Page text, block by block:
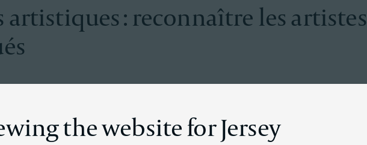
the website for Jersey
artistiques : reconnaître les artistes
l’acquisition d’œuvres d’art relève avant tout d’une passion
choisissent toutefois de soutenir financièrement. Ces dernières années, nous